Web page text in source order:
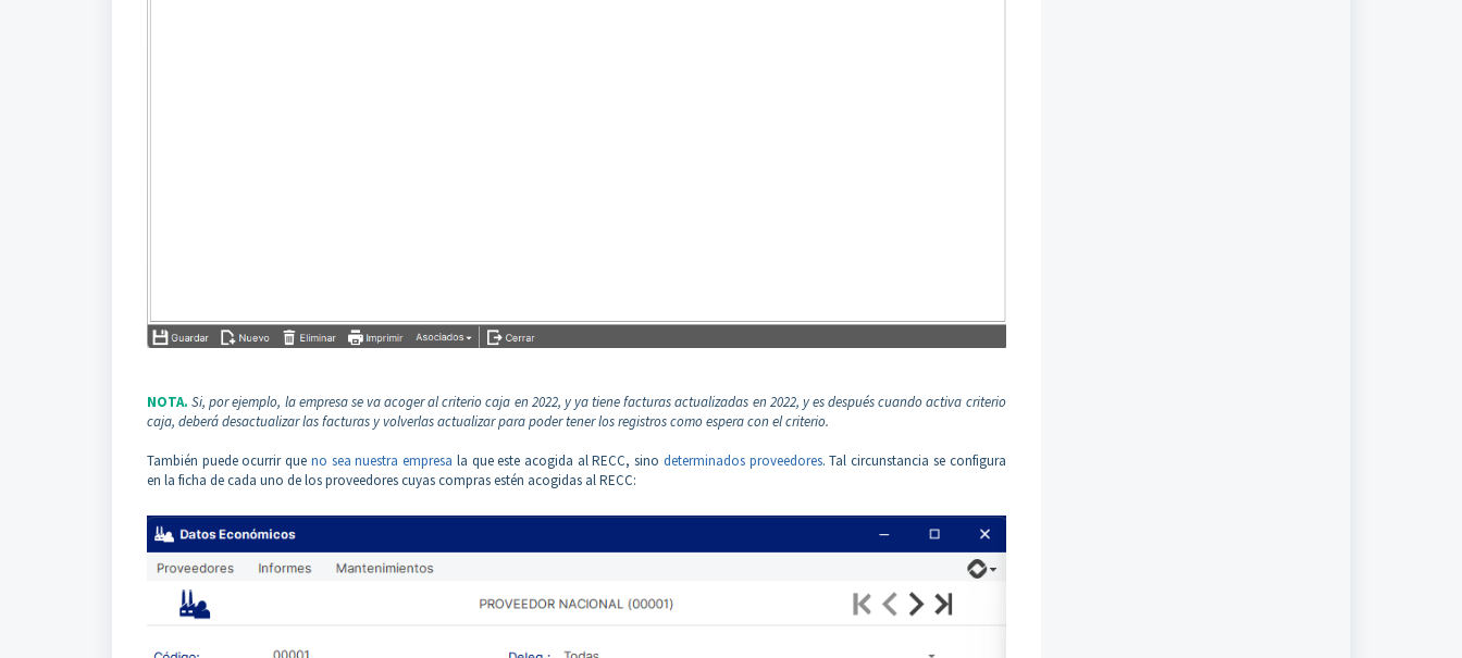
NOTA. Si, por ejemplo, la empresa se va acoger al criterio caja en 2022, y ya tiene facturas actualizadas en 2022, y es después cuando activa criterio
caja, deberá desactualizar las facturas y volverlas actualizar para poder tener los registros como espera con el criterio.
También puede ocurrir que no sea nuestra empresa la que este acogida al RECC, sino determinados proveedores. Tal circunstancia se configura
en la ficha de cada uno de los proveedores cuyas compras estén acogidas al RECC: